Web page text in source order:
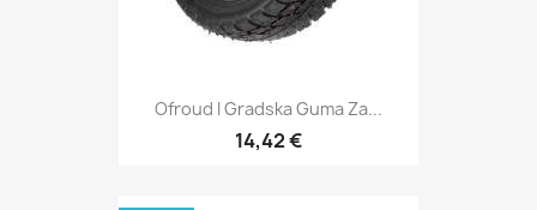
Ofroud I Gradska Guma Za...
14,42 €